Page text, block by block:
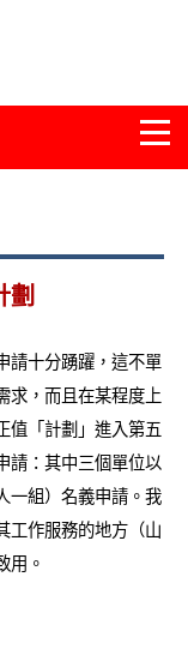
劃
請十分踴躍，這不單
求，而且在某程度上
值「計劃」進入第五
請：其中三個單位以
一組）名義申請。我
工作服務的地方（山
用。